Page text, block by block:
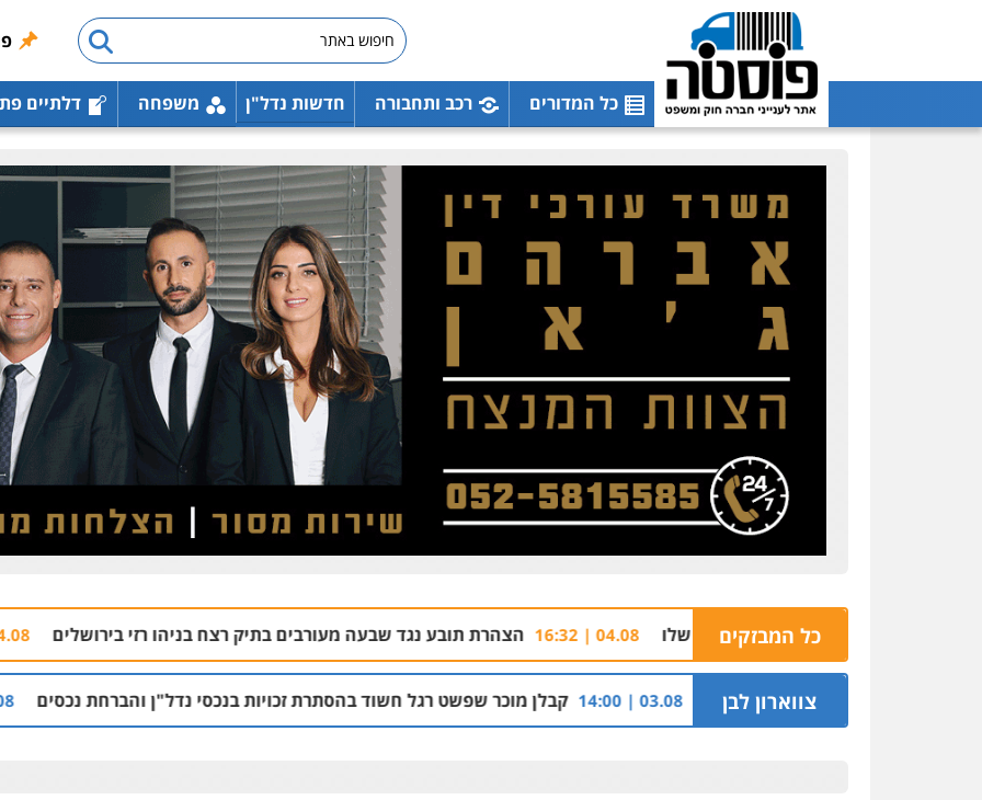
כל המדורים רכב ותחבורה חדשות נדל"ן משפחה דלתיים
כל המבזקים
04.08 | 16:32 הצהרת תובע נגד שבעה מעורבים בתיק רצח בניהו רזי בירושלים 04.08 | 13:37
צווארון לבן
03.08 | 14:00 קבלן מוכר שפשט רגל חשוד בהסתרת זכויות בנכסי נדל"ן והברחת נכסים 02.08 | 21:53